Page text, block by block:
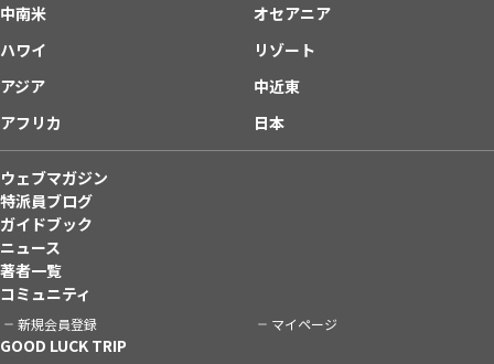
中南米
オセアニア
ハワイ
リゾート
アジア
中近東
アフリカ
日本
ウェブマガジン
特派員ブログ
ガイドブック
ニュース
著者一覧
コミュニティ
新規会員登録 マイページ
GOOD LUCK TRIP